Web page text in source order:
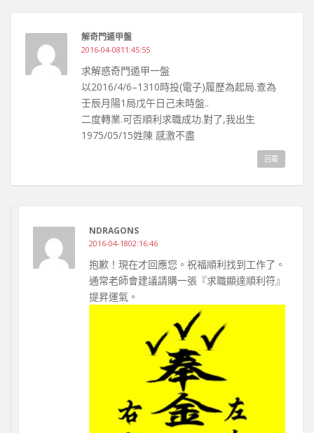
解奇門遁甲盤
2016-04-0811:45:55
求解惑奇門遁甲一盤
以2016/4/6–1310時投(電子)履歷為起局.查為
壬辰月陽1局戊午日己未時盤..
二度轉業.可否順利求職成功.對了,我出生
1975/05/15姓陳 感激不盡
回覆
NDRAGONS
2016-04-1802:16:46
抱歉！現在才回應您。祝福順利找到工作了。
通常老師會建議請購一張『求職顯達順利符』
提昇運氣。